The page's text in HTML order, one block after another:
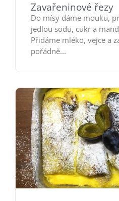
Zavařeninové řezy
Do mísy dáme mouku,
jedlou sodu, cukr a
Přidáme mléko, vejce a
pořádně...